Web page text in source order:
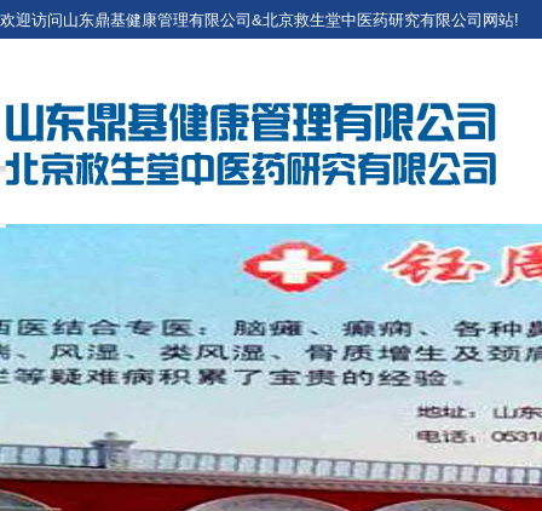
欢迎访问山东鼎基健康管理有限公司&北京救生堂中医药研究有限公司网站!